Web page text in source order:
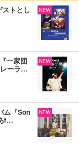
トとし
NEW
一家団
ーラ…
NEW
ム『Son
f…
NEW